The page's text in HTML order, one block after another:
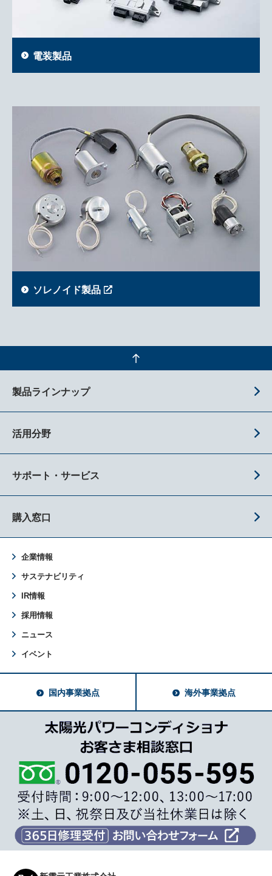
電装製品
ソレノイド製品
製品ラインナップ
活用分野
サポート・サービス
購入窓口
企業情報
サステナビリティ
IR情報
採用情報
ニュース
イベント
国内事業拠点 海外事業拠点